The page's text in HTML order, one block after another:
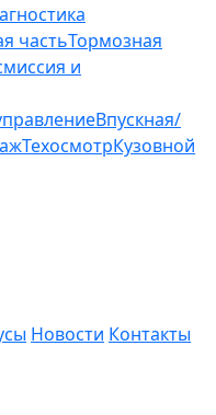
частьТормозная
и
Впускная/
ТехосмотрКузовной
Новости Контакты